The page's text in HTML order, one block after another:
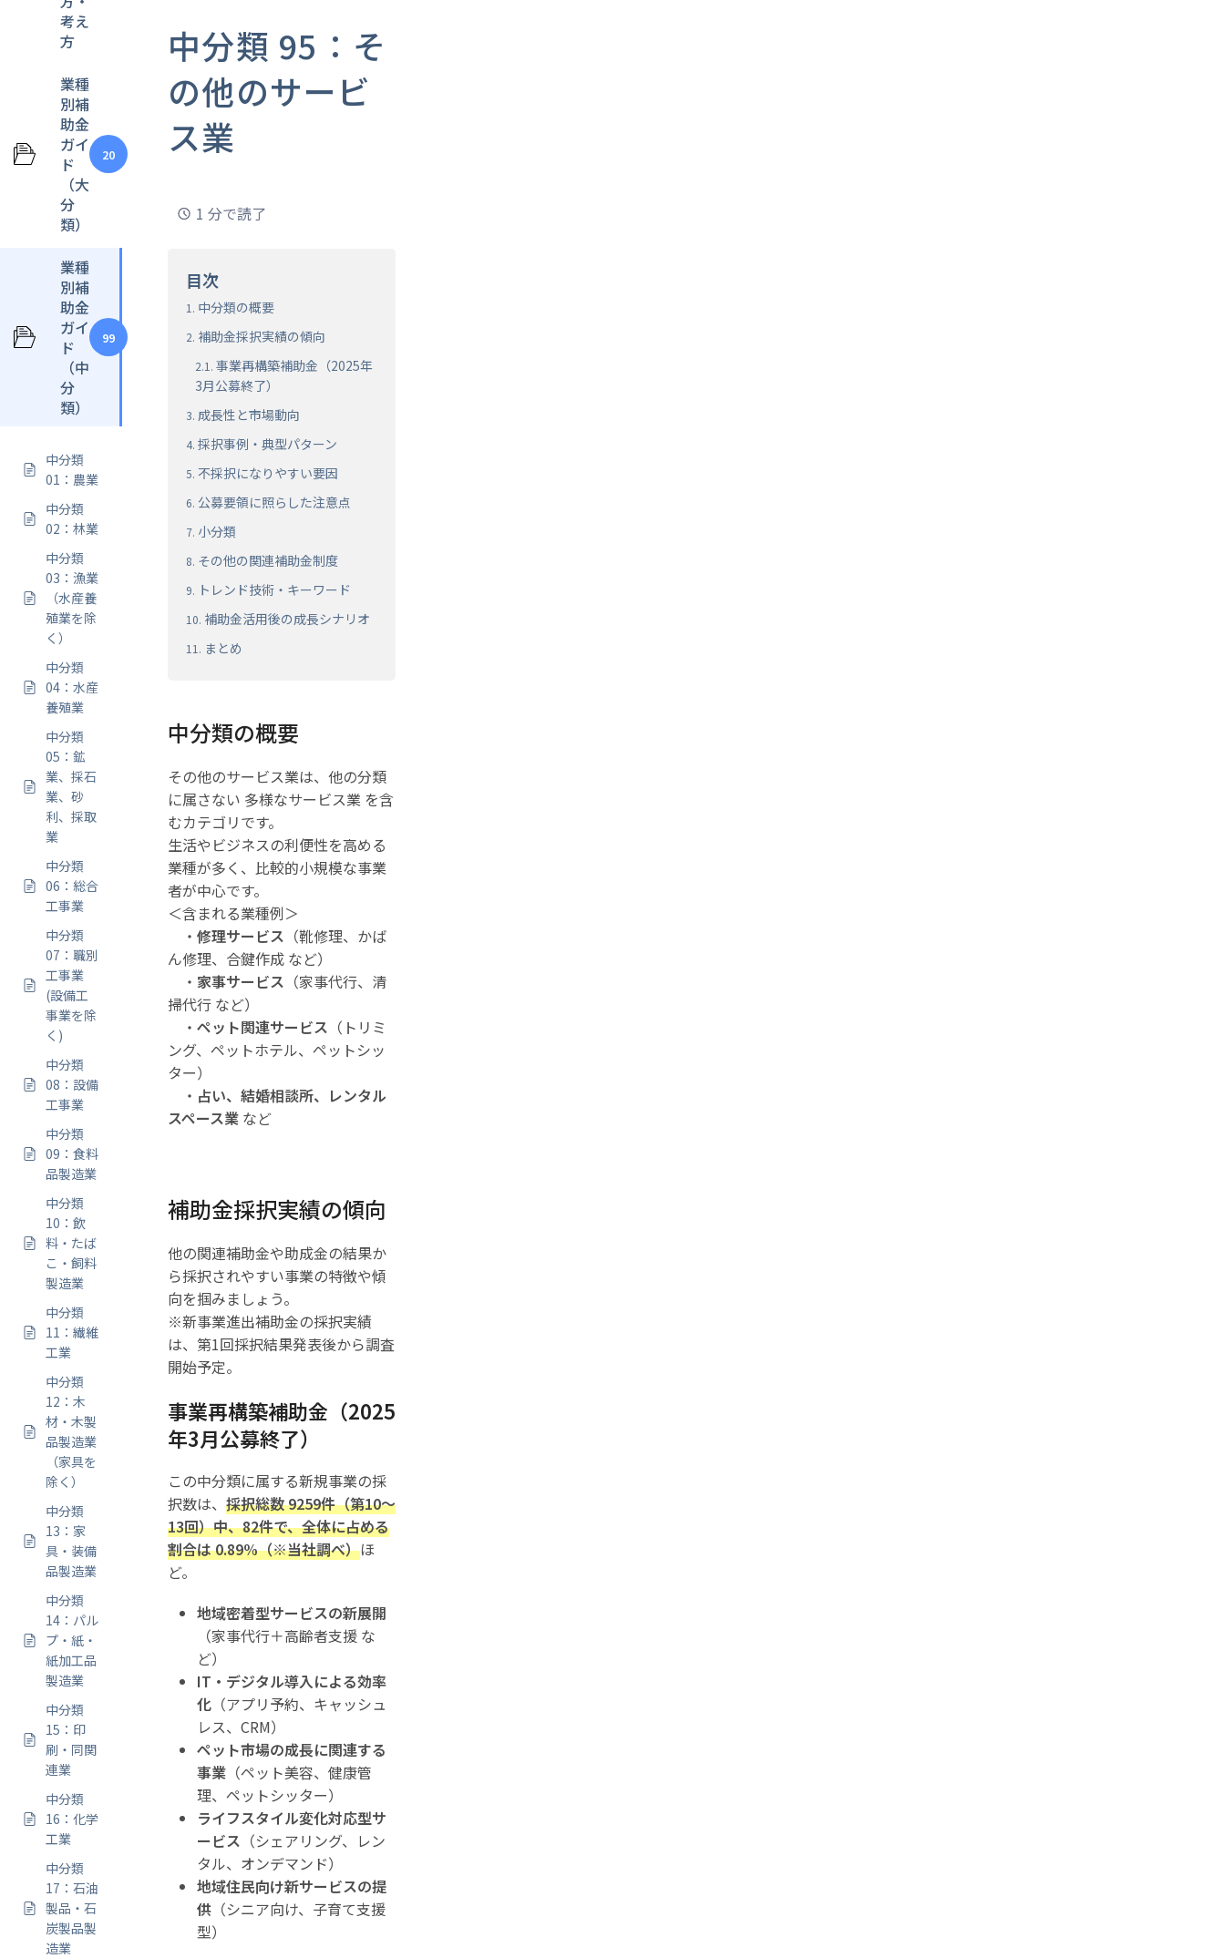
考え
方
業種
別補
助金
ガイ
ド
（大
分
類）
20
業種
別補
助金
ガイ
ド
（中
分
類）
99
中分類
01：農業
中分類
02：林業
中分類
03：漁業
（水産養
殖業を除
く）
中分類
04：水産
養殖業
中分類
05：鉱
業、採石
業、砂
利、採取
業
中分類
06：総合
工事業
中分類
07：職別
工事業
(設備工
事業を除
く)
中分類
08：設備
工事業
中分類
09：食料
品製造業
中分類
10：飲
料・たば
こ・飼料
製造業
中分類
11：繊維
工業
中分類
12：木
材・木製
品製造業
（家具を
除く）
中分類
13：家
具・装備
品製造業
中分類
14：パル
プ・紙・
紙加工品
製造業
中分類
15：印
刷・同関
連業
中分類
16：化学
工業
中分類
17：石油
製品・石
炭製品製
造業
中分類 95：そ
の他のサービ
ス業
1 分で読了
目次
中分類の概要
補助金採択実績の傾向
事業再構築補助金（2025年
3月公募終了）
成長性と市場動向
採択事例・典型パターン
不採択になりやすい要因
公募要領に照らした注意点
小分類
その他の関連補助金制度
トレンド技術・キーワード
補助金活用後の成長シナリオ
まとめ
中分類の概要
その他のサービス業は、他の分類
に属さない 多様なサービス業 を含
むカテゴリです。
生活やビジネスの利便性を高める
業種が多く、比較的小規模な事業
者が中心です。
＜含まれる業種例＞
・ 修理サービス （靴修理、かば
ん修理、合鍵作成 など）
・ 家事サービス （家事代行、清
掃代行 など）
・ ペット関連サービス （トリミ
ング、ペットホテル、ペットシッ
ター）
・ 占い、結婚相談所、レンタル
スペース業 など
補助金採択実績の傾向
他の関連補助金や助成金の結果か
ら採択されやすい事業の特徴や傾
向を掴みましょう。
※新事業進出補助金の採択実績
は、第1回採択結果発表後から調査
開始予定。
事業再構築補助金（2025
年3月公募終了）
この中分類に属する新規事業の採
択数は、 採択総数 9259件（第10～
13回）中、82件で、全体に占める
割合は 0.89%（※当社調べ）ほ
ど。
地域密着型サービスの新展開
（家事代行＋高齢者支援 な
ど）
IT・デジタル導入による効率
化 （アプリ予約、キャッシュ
レス、CRM）
ペット市場の成長に関連する
事業 （ペット美容、健康管
理、ペットシッター）
ライフスタイル変化対応型サ
ービス （シェアリング、レン
タル、オンデマンド）
地域住民向け新サービスの提
供 （シニア向け、子育て支援
型）